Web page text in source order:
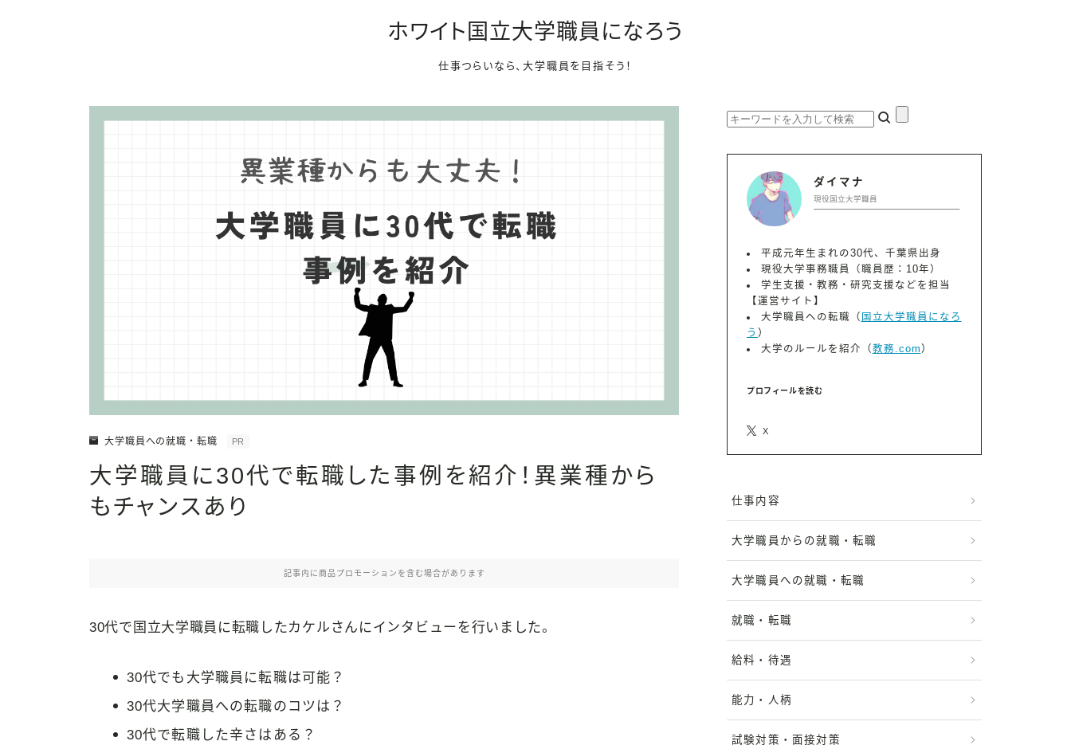
ホワイト国立大学職員になろう
仕事つらいなら、大学職員を目指そう！
大学職員への就職・転職 PR
大学職員に30代で転職した事例を紹介！異業種から
もチャンスあり
記事内に商品プロモーションを含む場合があります
30代で国立大学職員に転職したカケルさんにインタビューを行いました。
30代でも大学職員に転職は可能？
30代大学職員への転職のコツは？
30代で転職した辛さはある？
ダイマナ
現役国立大学職員
平成元年生まれの30代、千葉県出身
現役大学事務職員（職員歴：10年）
学生支援・教務・研究支援などを担当
【運営サイト】
大学職員への転職（ 国立大学職員になろ
う ）
大学のルールを紹介（教務.com ）
プロフィールを読む
X
仕事内容
大学職員からの就職・転職
大学職員への就職・転職
就職・転職
給料・待遇
能力・人柄
試験対策・面接対策